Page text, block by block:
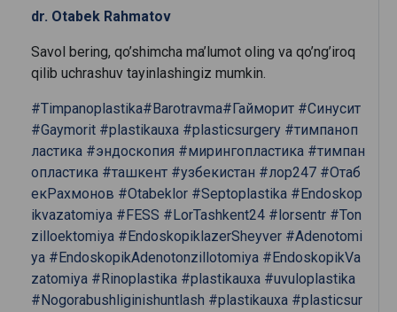
dr. Otabek Rahmatov
Savol bering, qo’shimcha ma’lumot oling va qo’ng’iroq
qilib uchrashuv tayinlashingiz mumkin.
#Timpanoplastika#Barotravma#Гайморит #Синусит
#Gaymorit #plastikauxa #plasticsurgery #тимпаноп
ластика #эндоскопия #мирингопластика #тимпан
опластика #ташкент #узбекистан #лор247 #Отаб
екРахмонов #Otabeklor #Septoplastika #Endoskop
ikvazatomiya #FESS #LorTashkent24 #lorsentr #Ton
zilloektomiya #EndoskopiklazerSheyver #Adenotomi
ya #EndoskopikAdenotonzillotomiya #EndoskopikVa
zatomiya #Rinoplastika #plastikauxa #uvuloplastika
#Nogorabushliginishuntlash #plastikauxa #plasticsur